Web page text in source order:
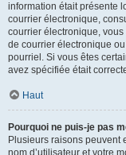
information était présente
courrier électronique,
courrier électronique,
de courrier électronique
pourriel. Si vous êtes
avez spécifiée était
Haut
Pourquoi ne puis-je pas
Plusieurs raisons peuvent
nom d’utilisateur et votre